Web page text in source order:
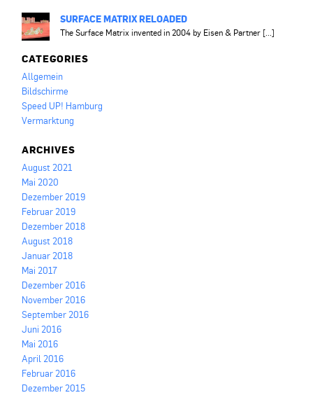
SURFACE MATRIX RELOADED
The Surface Matrix invented in 2004 by Eisen & Partner [...]
CATEGORIES
Allgemein
Bildschirme
Speed UP! Hamburg
Vermarktung
ARCHIVES
August 2021
Mai 2020
Dezember 2019
Februar 2019
Dezember 2018
August 2018
Januar 2018
Mai 2017
Dezember 2016
November 2016
September 2016
Juni 2016
Mai 2016
April 2016
Februar 2016
Dezember 2015